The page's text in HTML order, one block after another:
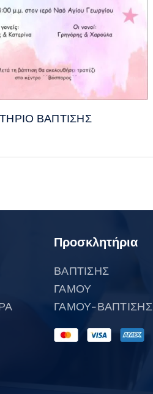
ΒΑΠΤΙΣΗΣ
Προσκλητήρια
ΒΑΠΤΙΣΗΣ
ΓΑΜΟΥ
ΓΑΜΟΥ-ΒΑΠΤΙΣΗΣ